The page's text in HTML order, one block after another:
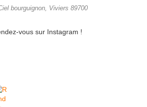
bourguignon, Viviers 89700
vous sur Instagram !